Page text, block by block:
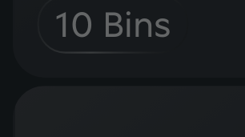
10 Bins